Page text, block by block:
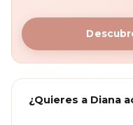
¿Quieres a Diana